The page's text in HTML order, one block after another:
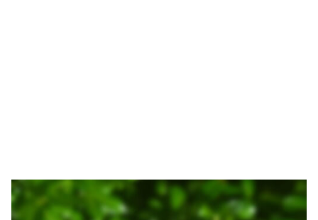
Arthur Lankhuizen